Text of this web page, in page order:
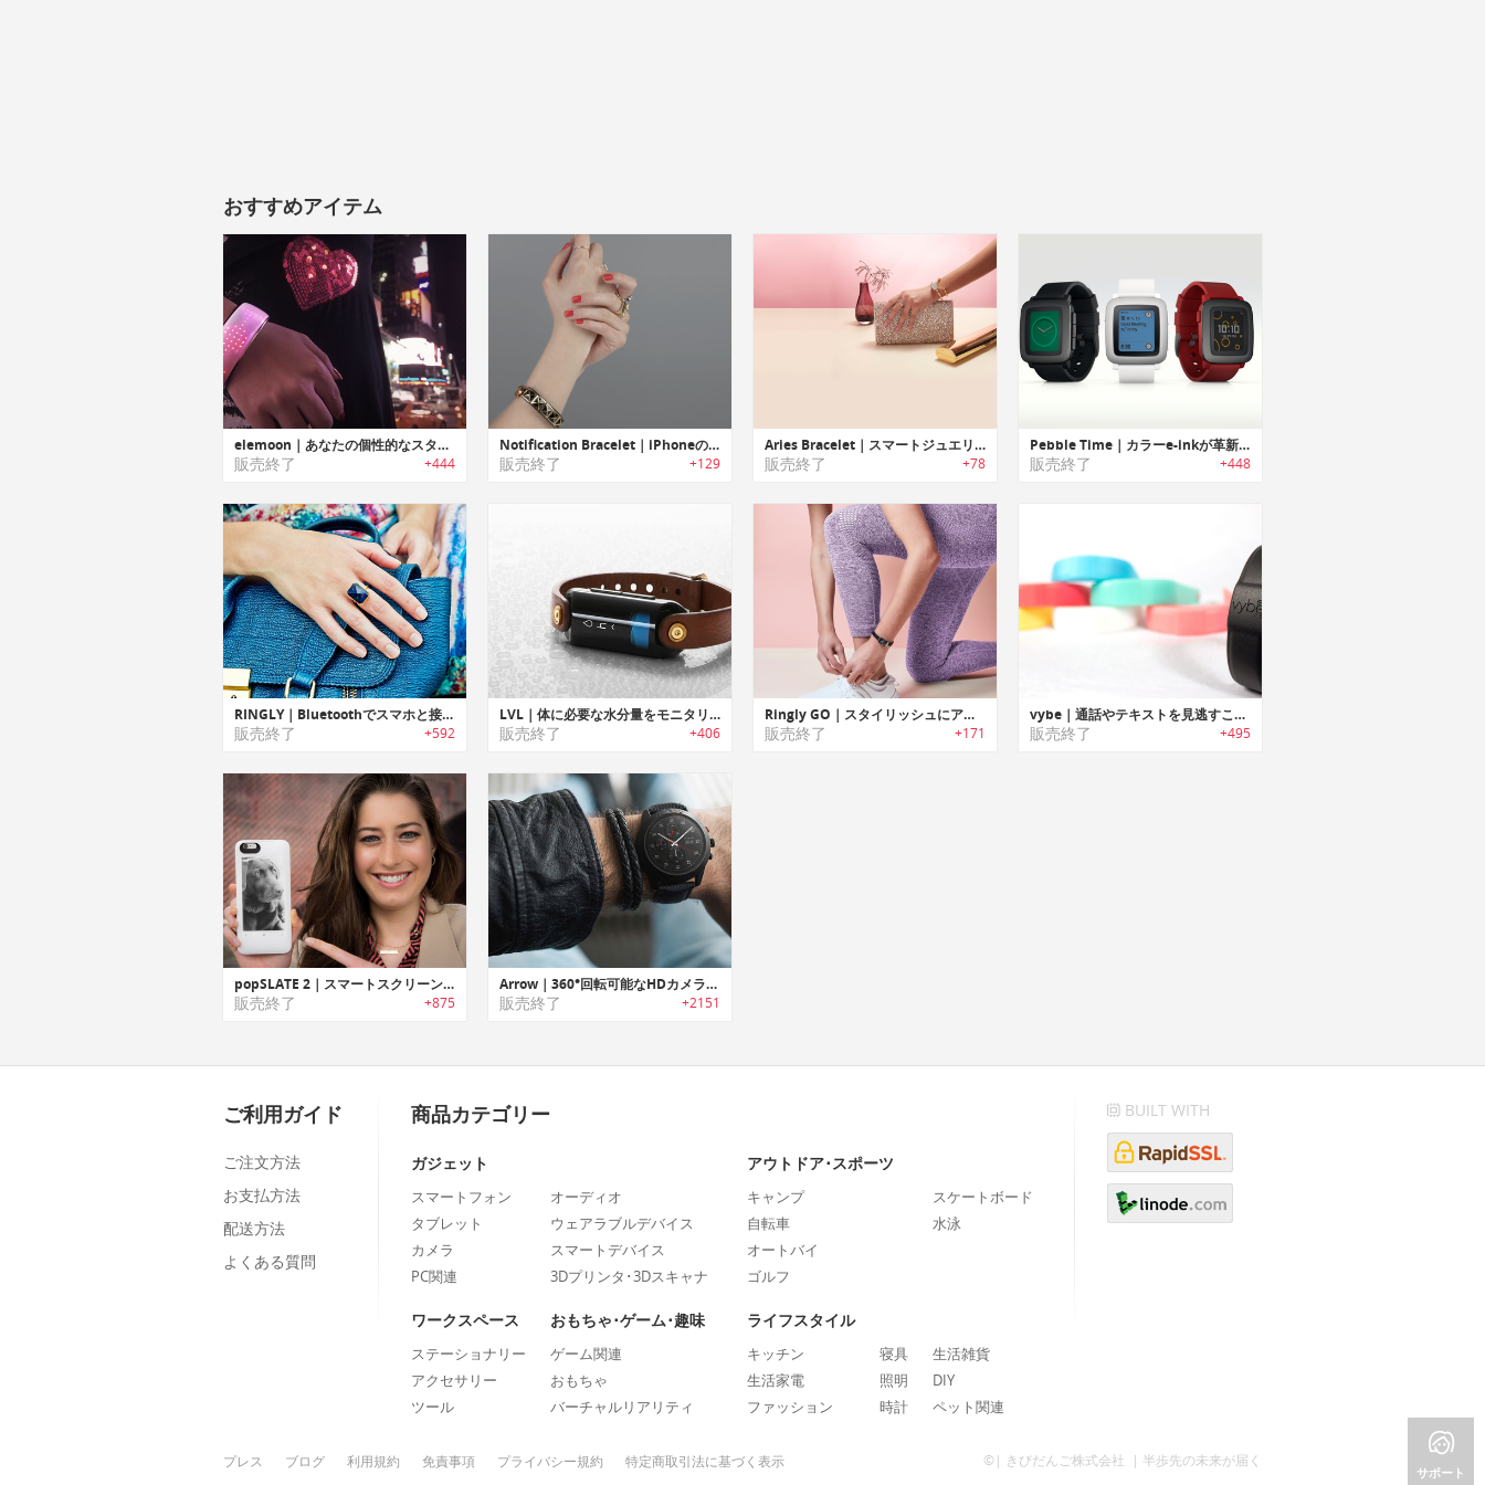
おすすめアイテム
elemoon｜あなたの個性的なスタイルを表現するスマートブレスレット
販売終了 +444
Notification Bracelet｜iPhoneの電話やメール着信を通知するブレスレット
販売終了 +129
Aries Bracelet｜スマートジュエリーブレスレット「エイリアスブレスレット」
販売終了 +78
Pebble Time｜カラーe-inkが革新的！駆動時間一週間のスマートウォッチ「ペッブル・タイム」
販売終了 +448
RINGLY｜Bluetoothでスマホと接続し、プッシュ通知する指輪
販売終了 +592
LVL｜体に必要な水分量をモニタリング可能なフィットネストラッカー「レベル」
販売終了 +406
Ringly GO｜スタイリッシュにアクティビティ追跡・スマホの通知を受信可能なジュエリーデザインスマートブレスレット「リングリーゴー」
販売終了 +171
vybe｜通話やテキストを見逃すことはありません
販売終了 +495
popSLATE 2｜スマートスクリーン搭載iPhoneケース「ポップスレート2」
販売終了 +875
Arrow｜360°回転可能なHDカメラ搭載スマートウォッチ「アロー」
販売終了 +2151
サポート
ご利用ガイド
ご注文方法
お支払方法
配送方法
よくある質問
商品カテゴリー
ガジェット
スマートフォン
タブレット
カメラ
PC関連
オーディオ
ウェアラブルデバイス
スマートデバイス
3Dプリンタ･3Dスキャナ
アウトドア･スポーツ
キャンプ
自転車
オートバイ
ゴルフ
スケートボード
水泳
ワークスペース
ステーショナリー
アクセサリー
ツール
おもちゃ･ゲーム･趣味
ゲーム関連
おもちゃ
バーチャルリアリティ
ライフスタイル
キッチン
生活家電
ファッション
寝具
照明
時計
生活雑貨
DIY
ペット関連
BUILT WITH
プレス ブログ 利用規約 免責事項 プライバシー規約 特定商取引法に基づく表示 ©| きびだんご株式会社 | 半歩先の未来が届く